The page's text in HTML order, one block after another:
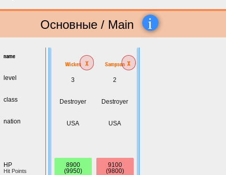
Основные / Main i
name
level
class
nation
HP
Hit Points
Wickes x
3
Destroyer
USA
8900
(9950)
Sampson x
2
Destroyer
USA
9100
(9800)